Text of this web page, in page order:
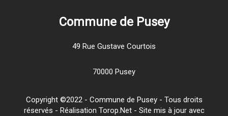
Commune de Pusey
49 Rue Gustave Courtois
70000 Pusey
Copyright ©2022 - Commune de Pusey - Tous droits
réservés - Réalisation Torop.Net - Site mis à jour avec